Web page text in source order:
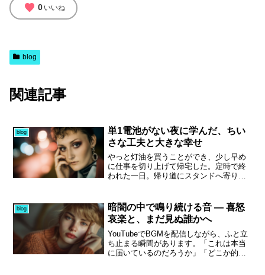
favorite 0 いいね
blog
関連記事
blog
単1電池がない夜に学んだ、ちい
さな工夫と大きな幸せ
やっと灯油を買うことができ、少し早め
に仕事を切り上げて帰宅した。定時で終
われた一日。帰り道にスタンドへ寄り、
がら明日の天気予報を見ると、朝はかな
り冷え込み、昼間は陽射しが強く暖かく
なるという。朝晩の寒暖差が大きい予報
に、「今晩ストーブに灯油を入れておけ
ば、明日の朝は快適かな」と思い立つ。
ところが、電動の灯油ポンプに必要な単1
blog
暗闇の中で鳴り続ける音 ― 喜怒
哀楽と、まだ見ぬ誰かへ
YouTubeでBGMを配信しながら、ふと立
ち止まる瞬間があります。「これは本当
に届いているのだろうか」「どこか的を